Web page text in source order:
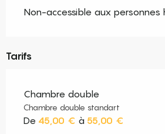
Non-accessible aux personnes
Tarifs
Chambre double
Chambre double standart
De 45,00 € à 55,00 €